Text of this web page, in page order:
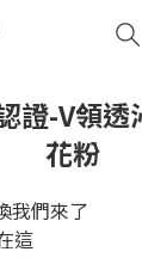
證-V領透
花粉
我們來了
這